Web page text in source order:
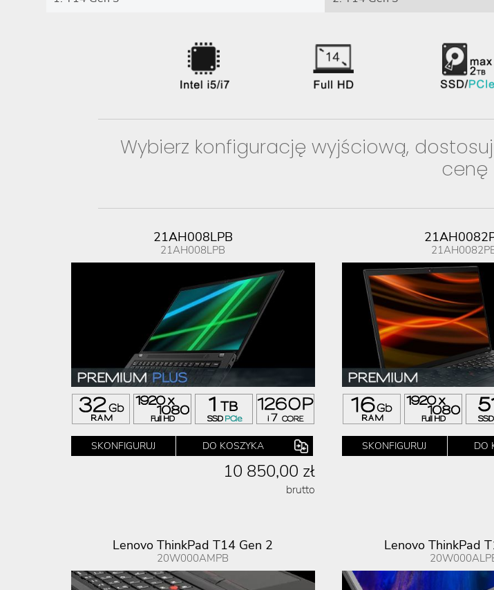
Wybierz konfigurację wyjściową,
cenę
21AH008LPB
21AH008LPB
SKONFIGURUJ DO KOSZYKA
10 850,00 zł
brutto
SKONFIGURUJ DO
Lenovo ThinkPad T14 Gen 2
20W000AMPB
Lenovo ThinkPad